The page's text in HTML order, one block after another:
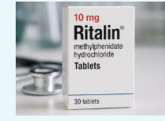
Fascia
prezzo:
da
150,00 €
prodotto
ha
più
Le